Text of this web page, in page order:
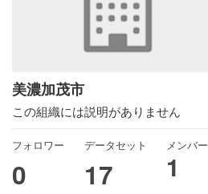
美濃加茂市
この組織には説明がありません
フォロワー
0
データセット
17
メンバー
1